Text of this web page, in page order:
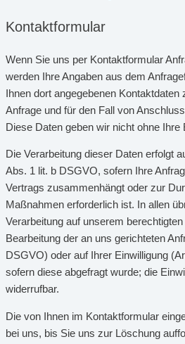
Kontaktformular
Wenn Sie uns per Kontaktformular
werden Ihre Angaben aus dem
Ihnen dort angegebenen
Anfrage und für den Fall von
Diese Daten geben wir nicht ohne Ihre
Die Verarbeitung dieser Daten erfolgt
Abs. 1 lit. b DSGVO, sofern Ihre
Vertrags zusammenhängt oder zur
Maßnahmen erforderlich ist. In allen
Verarbeitung auf unserem
Bearbeitung der an uns gerichteten
DSGVO) oder auf Ihrer Einwilligung
sofern diese abgefragt wurde; die
widerrufbar.
Die von Ihnen im Kontaktformular
bei uns, bis Sie uns zur Löschung